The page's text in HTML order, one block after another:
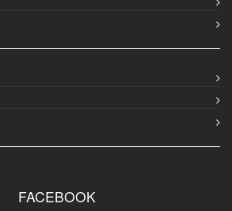
FACEBOOK